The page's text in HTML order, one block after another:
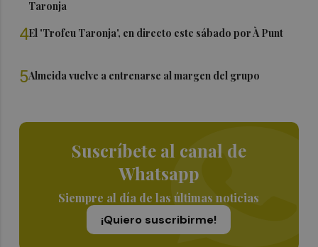
Taronja
4El 'Trofeu Taronja', en directo este sábado por À Punt
5Almeida vuelve a entrenarse al margen del grupo
Suscríbete al canal de
Whatsapp
Siempre al día de las últimas noticias
¡Quiero suscribirme!